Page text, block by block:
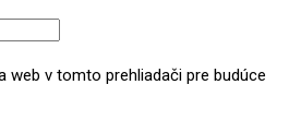
web v tomto prehliadači pre budúce